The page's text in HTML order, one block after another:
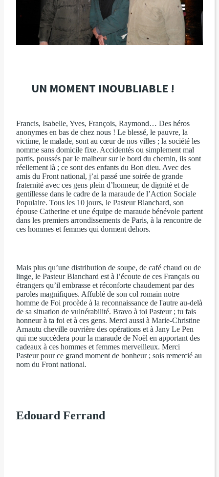
UN MOMENT INOUBLIABLE !
Francis, Isabelle, Yves, François, Raymond… Des héros
anonymes en bas de chez nous ! Le blessé, le pauvre, la
victime, le malade, sont au cœur de nos villes ; la société les
nomme sans domicile fixe. Accidentés ou simplement mal
partis, poussés par le malheur sur le bord du chemin, ils sont
réellement là ; ce sont des enfants du Bon dieu. Avec des
amis du Front national, j’ai passé une soirée de grande
fraternité avec ces gens plein d’honneur, de dignité et de
gentillesse dans le cadre de la maraude de l’Action Sociale
Populaire. Tous les 10 jours, le Pasteur Blanchard, son
épouse Catherine etune équipe de maraude bénévole partent
dans les premiers arrondissements de Paris, à la rencontre de
ces hommes et femmes qui dorment dehors.
Mais plus qu’une distribution de soupe, de café chaud ou de
linge, le Pasteur Blanchard est à l’écoute de ces Français ou
étrangers qu’il embrasse et réconforte chaudement par des
paroles magnifiques. Affublé de son col romain notre
homme de Foi procède à la reconnaissance de l'autre au-delà
de sa situation de vulnérabilité. Bravo à toi Pasteur ; tu fais
honneur à ta foi et à ces gens. Merci aussi à Marie-Christine
Arnautu cheville ouvrière des opérations et à Jany Le Pen
qui me succèdera pour la maraude de Noël en apportant des
cadeaux à ces hommes et femmes merveilleux. Merci
Pasteur pour ce grand moment de bonheur ; sois remercié au
nom du Front national.
Edouard Ferrand